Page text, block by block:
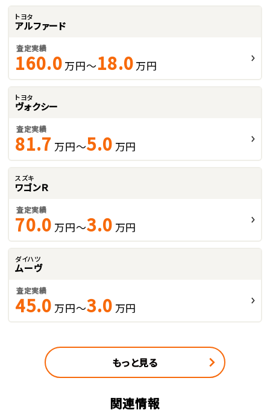
トヨタ
アルファード
査定実績
160.0 万円～18.0 万円
トヨタ
ヴォクシー
査定実績
81.7 万円～5.0 万円
スズキ
ワゴンＲ
査定実績
70.0 万円～3.0 万円
ダイハツ
ムーヴ
査定実績
45.0 万円～3.0 万円
もっと見る
関連情報